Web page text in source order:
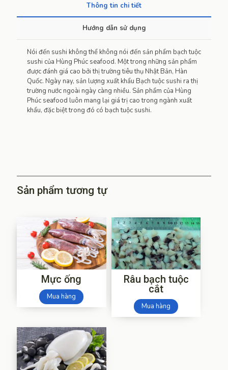
Thông tin chi tiết
Hướng dẫn sử dụng
Nói đến sushi không thể không nói đến sản phẩm bạch tuộc
sushi của Hùng Phúc seafood. Một trong những sản phẩm
được đánh giá cao bởi thị trường tiêu thụ Nhật Bản, Hàn
Quốc. Ngày nay, sản lượng xuất khẩu Bạch tuộc sushi ra thị
trường nước ngoài ngày càng nhiều. Sản phẩm của Hùng
Phúc seafood luôn mang lại giá trị cao trong ngành xuất
khẩu, đặc biệt trong đó có bạch tuộc sushi.
Sản phẩm tương tự
Mực ống
Mua hàng
Râu bạch tuộc
cắt
Mua hàng